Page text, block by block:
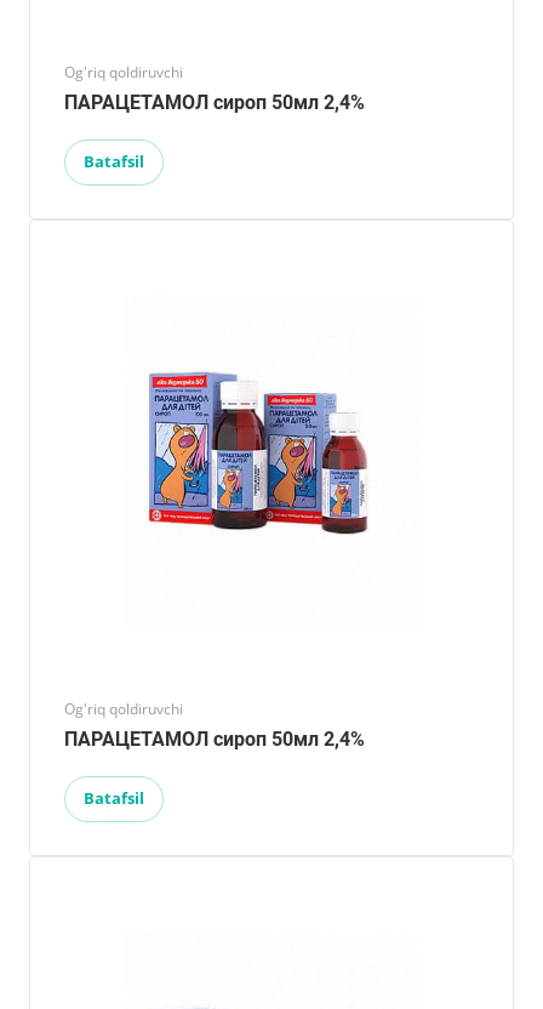
Og'riq qoldiruvchi
ПАРАЦЕТАМОЛ сироп 50мл 2,4%
Batafsil
Og'riq qoldiruvchi
ПАРАЦЕТАМОЛ сироп 50мл 2,4%
Batafsil